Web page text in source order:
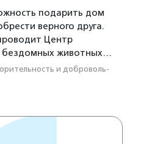
подарить дом
верного друга.
Центр
бездомных животных…
и доброволь­